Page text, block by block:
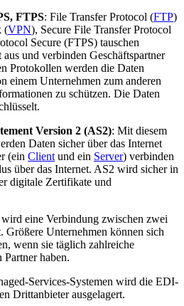
FTPS: File Transfer Protocol (FTP)
(VPN), Secure File Transfer Protocol
Secure (FTPS) tauschen
und verbinden Geschäftspartner
Protokollen werden die Daten
einem Unternehmen zum anderen
zu schützen. Die Daten
Version 2 (AS2): Mit diesem
Daten sicher über das Internet
(ein Client und ein Server) verbinden
über das Internet. AS2 wird sicher in
digitale Zertifikate und
eine Verbindung zwischen zwei
Größere Unternehmen können sich
wenn sie täglich zahlreiche
Partner haben.
Services-Systemen wird die EDI-
Drittanbieter ausgelagert.